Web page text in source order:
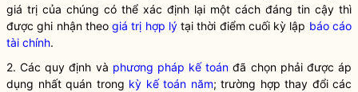
giá trị của chúng có thể xác định lại một cách đáng tin cậy thì
được ghi nhận theogiá trị hợp lýtại thời điểm cuối kỳ lập báo cáo
tài chính.
2. Các quy định và phương pháp kế toán đã chọn phải được áp
dụng nhất quán trong kỳ kế toán năm; trường hợp thay đổi các